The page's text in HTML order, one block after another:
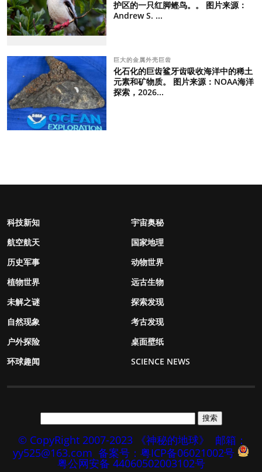
护区的一只红脚鲣鸟。。 图片来源：
Andrew S. ...
巨大的金属外壳巨齿
化石化的巨齿鲨牙齿吸收海洋中的稀土
元素和矿物质。 图片来源：NOAA海洋
探索，2026...
科技新知
宇宙奥秘
航空航天
国家地理
历史军事
动物世界
植物世界
远古生物
未解之谜
探索发现
自然现象
考古发现
户外探险
桌面壁纸
环球趣闻
SCIENCE NEWS
© CopyRight 2007-2023 《神秘的地球》
邮箱：
yy525@163.com 备案号：粤ICP备06021002号
粤公网安备 44060502003102号